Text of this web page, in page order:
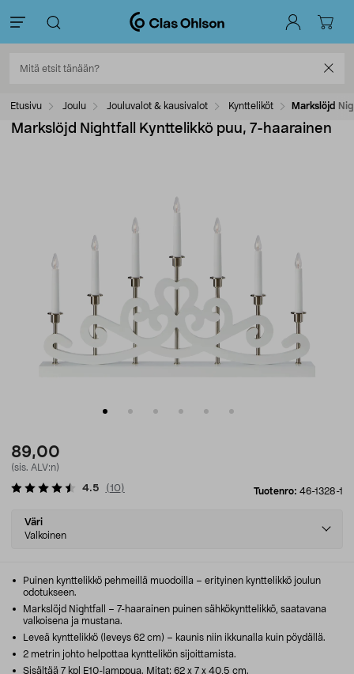
Etusivu Joulu Jouluvalot & kausivalot Kyntteliköt Markslöjd
Markslöjd Nightfall Kynttelikkö puu, 7-haarainen
89,00
(sis. ALV:n)
Tuotenro: 46-1328-1
4.5 (10)
Select
variant
Väri
Valkoinen
Puinen kynttelikkö pehmeillä muodoilla – erityinen kynttelikkö joulun
odotukseen.
Markslöjd Nightfall – 7-haarainen puinen sähkökynttelikkö, saatavana
valkoisena ja mustana.
Leveä kynttelikkö (leveys 62 cm) – kaunis niin ikkunalla kuin pöydällä.
2 metrin johto helpottaa kynttelikön sijoittamista.
Sisältää 7 kpl E10-lamppua. Mitat: 62 x 7 x 40,5 cm.